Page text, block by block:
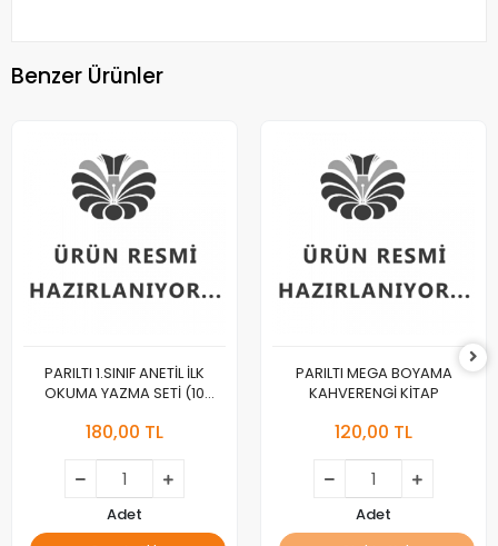
Benzer Ürünler
PARILTI 1.SINIF ANETİL İLK
OKUMA YAZMA SETİ (10
180,00 TL
Adet
PARILTI MEGA BOYAMA
KAHVERENGİ KİTAP
120,00 TL
Adet